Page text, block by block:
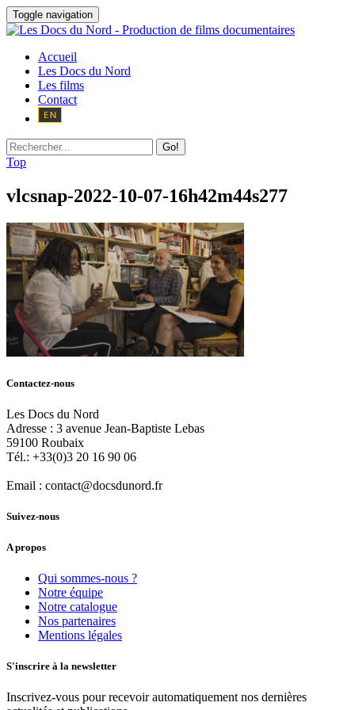
Toggle navigation
Accueil
Les Docs du Nord
Les films
Contact
Go!
Top
vlcsnap-2022-10-07-16h42m44s277
Contactez-nous
Les Docs du Nord
Adresse : 3 avenue Jean-Baptiste Lebas
59100 Roubaix
Tél.: +33(0)3 20 16 90 06
Email : contact@docsdunord.fr
Suivez-nous
A propos
Qui sommes-nous ?
Notre équipe
Notre catalogue
Nos partenaires
Mentions légales
S'inscrire à la newsletter
Inscrivez-vous pour recevoir automatiquement nos dernières